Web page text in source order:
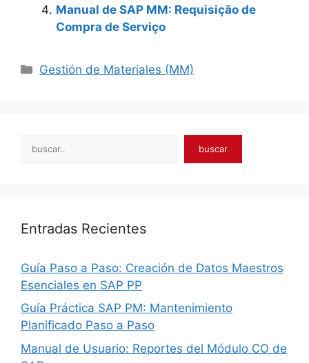
Manual de SAP MM: Requisição de
Compra de Serviço
Categories
Gestión de Materiales (MM)
Search buscar
Entradas Recientes
Guía Paso a Paso: Creación de Datos Maestros
Esenciales en SAP PP
Guía Práctica SAP PM: Mantenimiento
Planificado Paso a Paso
Manual de Usuario: Reportes del Módulo CO de